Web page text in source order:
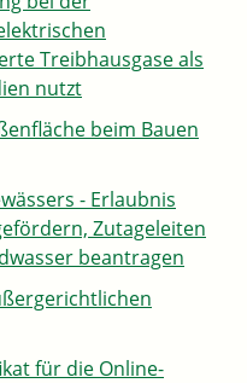
Treibhausgase als
nutzt
beim Bauen
- Erlaubnis
Zutageleiten
beantragen
für die Online-